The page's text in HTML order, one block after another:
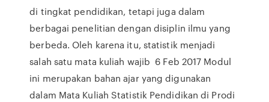
di tingkat pendidikan, tetapi juga dalam
berbagai penelitian dengan disiplin ilmu yang
berbeda. Oleh karena itu, statistik menjadi
salah satu mata kuliah wajib 6 Feb 2017 Modul
ini merupakan bahan ajar yang digunakan
dalam Mata Kuliah Statistik Pendidikan di Prodi